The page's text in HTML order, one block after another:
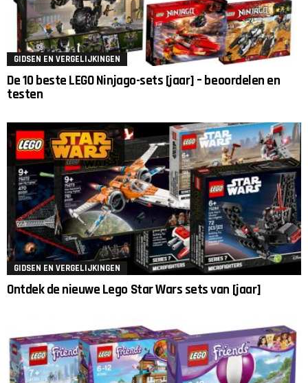
GIDSEN EN VERGELIJKINGEN
De 10 beste LEGO Ninjago-sets [jaar] – beoordelen en
testen
GIDSEN EN VERGELIJKINGEN
Ontdek de nieuwe Lego Star Wars sets van [jaar]